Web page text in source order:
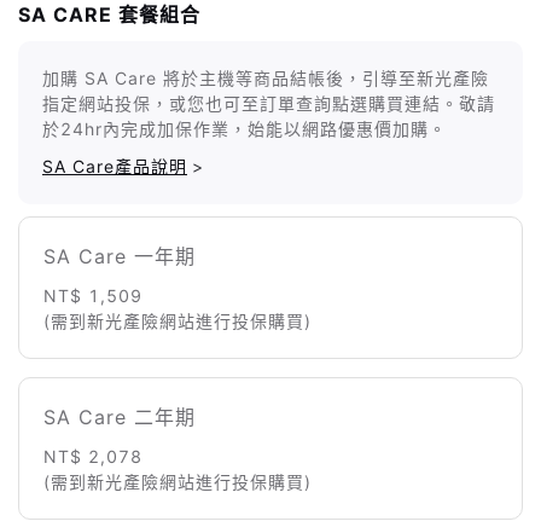
SA CARE 套餐組合
加購 SA Care 將於主機等商品結帳後，引導至新光產險
指定網站投保，或您也可至訂單查詢點選購買連結。敬請
於24hr內完成加保作業，始能以網路優惠價加購。
SA Care產品說明 >
SA Care 一年期
NT$ 1,509
(需到新光產險網站進行投保購買)
SA Care 二年期
NT$ 2,078
(需到新光產險網站進行投保購買)